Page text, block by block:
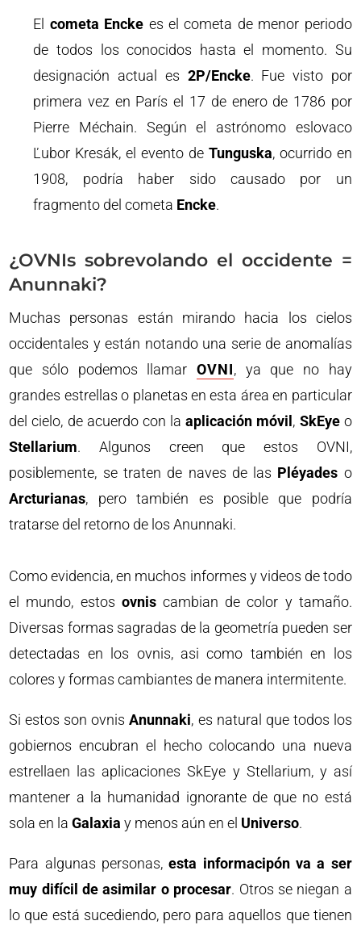
El cometa Encke es el cometa de menor periodo
de todos los conocidos hasta el momento. Su
designación actual es 2P/Encke. Fue visto por
primera vez en París el 17 de enero de 1786 por
Pierre Méchain. Según el astrónomo eslovaco
Ľubor Kresák, el evento de Tunguska, ocurrido en
1908, podría haber sido causado por un
fragmento del cometa Encke.
¿OVNIs sobrevolando el occidente =
Anunnaki?
Muchas personas están mirando hacia los cielos
occidentales y están notando una serie de anomalías
que sólo podemos llamar OVNI, ya que no hay
grandes estrellas o planetas en esta área en particular
del cielo, de acuerdo con laaplicación móvil , SkEyeo
Stellarium. Algunos creen que estos OVNI,
posiblemente, se traten de naves de las Pléyades o
Arcturianas, pero también es posible que podría
tratarse del retorno de los Anunnaki.
Como evidencia, en muchos informes y videos de todo
el mundo, estos ovniscambian de color y tamaño.
Diversas formas sagradas de la geometría pueden ser
detectadas en los ovnis, asi como también en los
colores y formas cambiantes de manera intermitente.
Si estos son ovnisAnunnaki, es natural que todos los
gobiernos encubran el hecho colocando una nueva
estrellaen las aplicaciones SkEye y Stellarium, y así
mantener a la humanidad ignorante de que no está
sola en laGalaxia y menos aún en el Universo.
Para algunas personas,esta informacipón va a ser
muy difícil de asimilar o procesar. Otros se niegan a
lo que está sucediendo, pero para aquellos que tienen